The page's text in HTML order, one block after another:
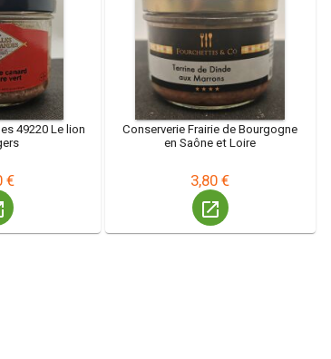
49220 Le lion
€
Conserverie Frairie de Bourgogne
en Saône et Loire
3,80 €
launch